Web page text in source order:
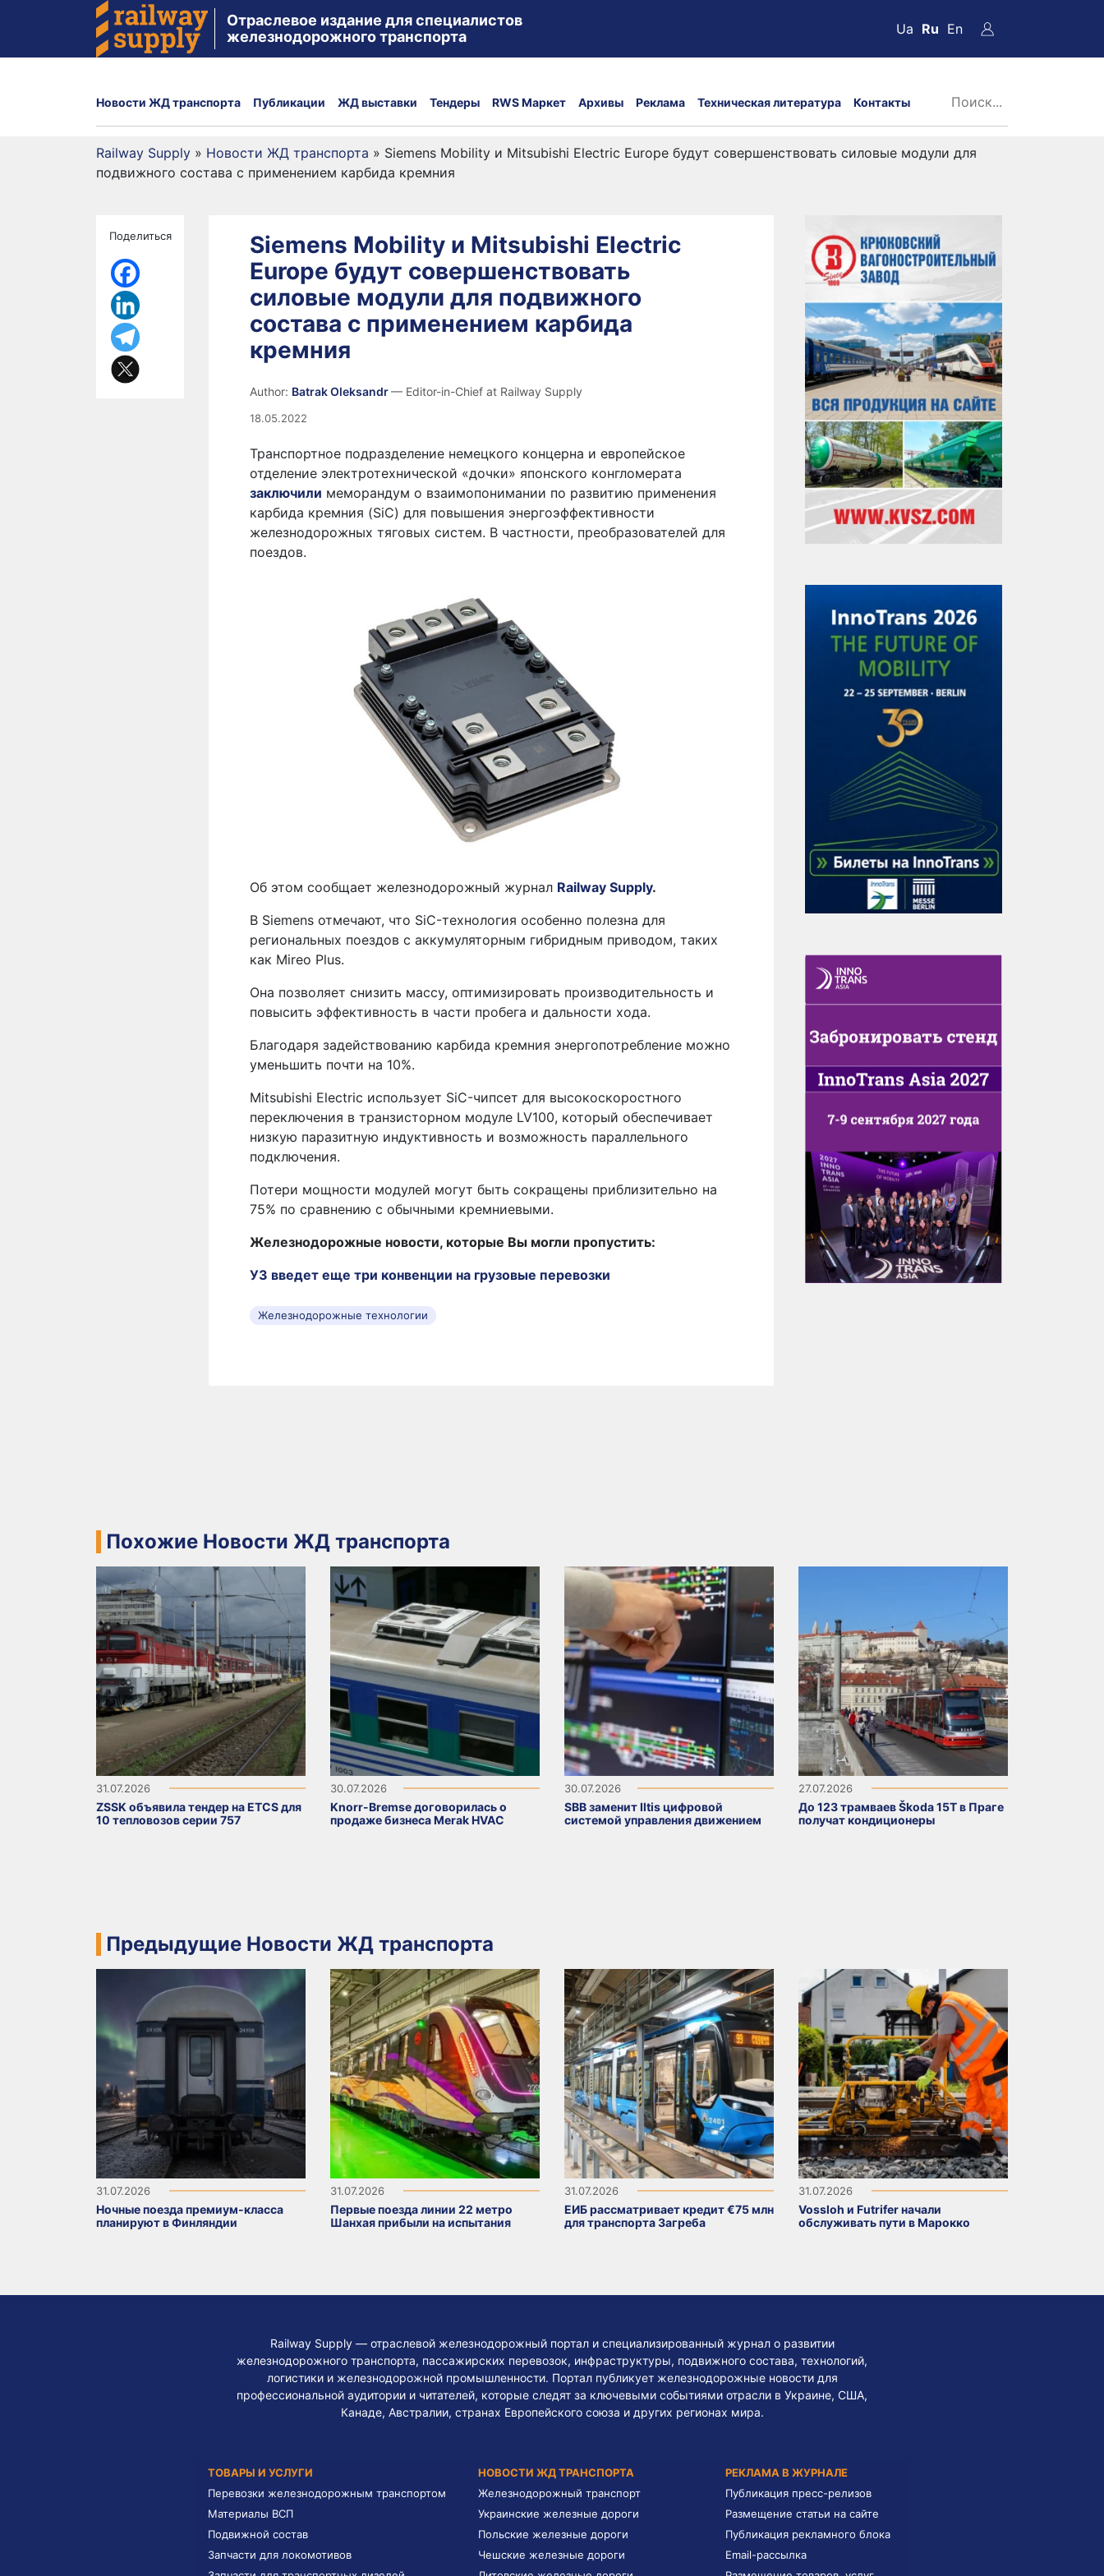
Отраслевое издание для специалистов
железнодорожного транспорта
Ua Ru En
Новости ЖД транспорта Публикации ЖД выставки Тендеры RWS Маркет Архивы Реклама Техническая литература Контакты
Railway Supply » Новости ЖД транспорта » Siemens Mobility и Mitsubishi Electric Europe будут совершенствовать силовые модули для
подвижного состава с применением карбида кремния
Поделиться
Siemens Mobility и Mitsubishi Electric
Europe будут совершенствовать
силовые модули для подвижного
состава с применением карбида
кремния
Author: Batrak Oleksandr— Editor-in-Chief at Railway Supply
18.05.2022
Транспортное подразделение немецкого концерна и европейское
отделение электротехнической «дочки» японского конгломерата
заключили меморандум о взаимопонимании по развитию применения
карбида кремния (SiC) для повышения энергоэффективности
железнодорожных тяговых систем. В частности, преобразователей для
поездов.
Об этом сообщает железнодорожный журнал Railway Supply.
В Siemens отмечают, что SiC-технология особенно полезна для
региональных поездов с аккумуляторным гибридным приводом, таких
как Mireo Plus.
Она позволяет снизить массу, оптимизировать производительность и
повысить эффективность в части пробега и дальности хода.
Благодаря задействованию карбида кремния энергопотребление можно
уменьшить почти на 10%.
Mitsubishi Electric использует SiC-чипсет для высокоскоростного
переключения в транзисторном модуле LV100, который обеспечивает
низкую паразитную индуктивность и возможность параллельного
подключения.
Потери мощности модулей могут быть сокращены приблизительно на
75% по сравнению с обычными кремниевыми.
Железнодорожные новости, которые Вы могли пропустить:
УЗ введет еще три конвенции на грузовые перевозки
Железнодорожные технологии
Похожие Новости ЖД транспорта
31.07.2026
ZSSK объявила тендер на ETCS для
10 тепловозов серии 757
30.07.2026
Knorr-Bremse договорилась о
продаже бизнеса Merak HVAC
30.07.2026
SBB заменит Iltis цифровой
системой управления движением
27.07.2026
До 123 трамваев Škoda 15T в Праге
получат кондиционеры
Предыдущие Новости ЖД транспорта
31.07.2026
Ночные поезда премиум-класса
планируют в Финляндии
31.07.2026
Первые поезда линии 22 метро
Шанхая прибыли на испытания
31.07.2026
ЕИБ рассматривает кредит €75 млн
для транспорта Загреба
31.07.2026
Vossloh и Futrifer начали
обслуживать пути в Марокко
Railway Supply — отраслевой железнодорожный портал и специализированный журнал о развитии
железнодорожного транспорта, пассажирских перевозок, инфраструктуры, подвижного состава, технологий,
логистики и железнодорожной промышленности. Портал публикует железнодорожные новости для
профессиональной аудитории и читателей, которые следят за ключевыми событиями отрасли в Украине, США,
Канаде, Австралии, странах Европейского союза и других регионах мира.
ТОВАРЫ И УСЛУГИ
Перевозки железнодорожным транспортом
Материалы ВСП
Подвижной состав
Запчасти для локомотивов
НОВОСТИ ЖД ТРАНСПОРТА
Железнодорожный транспорт
Украинские железные дороги
Польские железные дороги
Чешские железные дороги
РЕКЛАМА В ЖУРНАЛЕ
Публикация пресс-релизов
Размещение статьи на сайте
Публикация рекламного блока
Email-рассылка